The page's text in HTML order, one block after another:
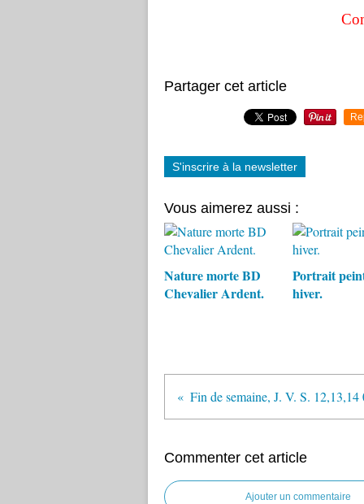
Partager cet article
S'inscrire à la newsletter
Vous aimerez aussi :
Nature morte BD
Chevalier Ardent.
Portrait
hiver.
Fin de semaine, J. V. S. 12,13,14
Commenter cet article
Ajouter un commentaire